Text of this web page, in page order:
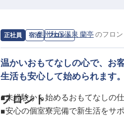
正社員 宿泊 フロント
フロント
求人情報：奥州秋保温泉 蘭亭のフロン
温かいおもてなしの心で、お
生活も安心して始められます。
■未経験から始めるおもてなしの
■安心の個室寮完備で新生活をサ